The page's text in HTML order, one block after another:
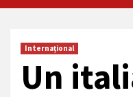
Internațional
Un